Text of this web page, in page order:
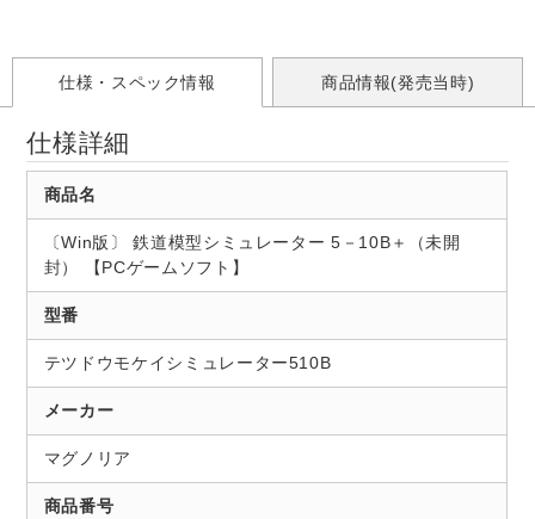
仕様・スペック情報 商品情報(発売当時)
仕様詳細
商品名
〔Win版〕 鉄道模型シミュレーター 5－10B＋（未開
封） 【PCゲームソフト】
型番
テツドウモケイシミュレーター510B
メーカー
マグノリア
商品番号